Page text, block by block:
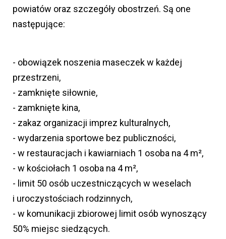
powiatów oraz szczegóły obostrzeń. Są one
następujące:
- obowiązek noszenia maseczek w każdej
przestrzeni,
- zamknięte siłownie,
- zamknięte kina,
- zakaz organizacji imprez kulturalnych,
- wydarzenia sportowe bez publiczności,
- w restauracjach i kawiarniach 1 osoba na 4 m²,
- w kościołach 1 osoba na 4 m²,
- limit 50 osób uczestniczących w weselach
i uroczystościach rodzinnych,
- w komunikacji zbiorowej limit osób wynoszący
50% miejsc siedzących.